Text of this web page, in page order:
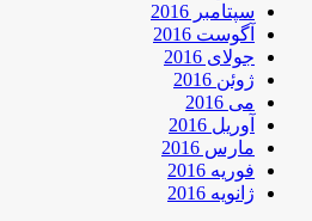
سپتامبر 2016
آگوست 2016
جولای 2016
ژوئن 2016
می 2016
آوریل 2016
مارس 2016
فوریه 2016
ژانویه 2016